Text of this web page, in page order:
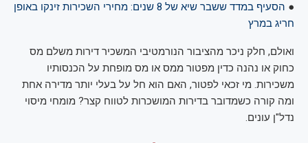
●
הסעיף במדד ששבר שיא של 8 שנים: מחירי השכירות זינקו באופן
חריג במרץ
ואולם, חלק ניכר מהציבור הנורמטיבי המשכיר דירות משלם מס
כחוק או נהנה כדין מפטור ממס או מס מופחת על הכנסותיו
משכירות. מי זכאי לפטור, האם הוא חל על בעלי יותר מדירה אחת
ומה קורה כשמדובר בדירות המושכרות לטווח קצר? מומחי מיסוי
נדל"ן עונים.